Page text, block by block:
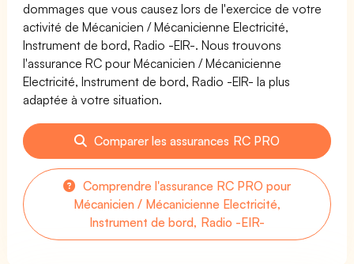
dommages que vous causez lors de l'exercice de votre
activité de Mécanicien / Mécanicienne Electricité,
Instrument de bord, Radio -EIR-. Nous trouvons
l'assurance RC pour Mécanicien / Mécanicienne
Electricité, Instrument de bord, Radio -EIR- la plus
adaptée à votre situation.
Comparer les assurances RC PRO
Comprendre l'assurance RC PRO pour
Mécanicien / Mécanicienne Electricité,
Instrument de bord, Radio -EIR-